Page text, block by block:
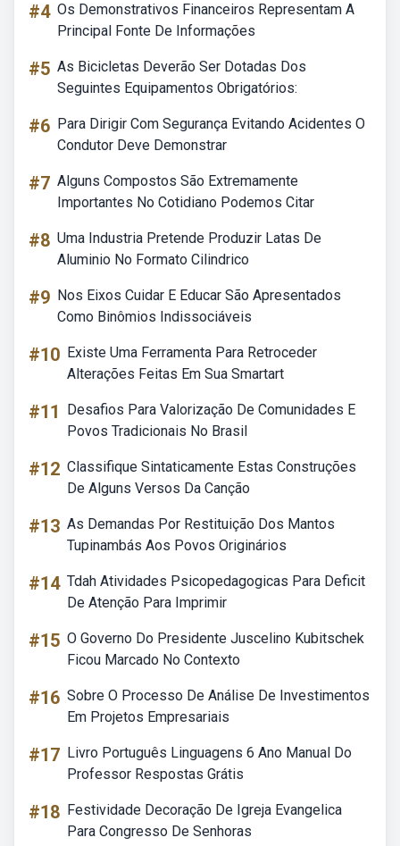
#4 Os Demonstrativos Financeiros Representam A
Principal Fonte De Informações
#5 As Bicicletas Deverão Ser Dotadas Dos
Seguintes Equipamentos Obrigatórios:
#6 Para Dirigir Com Segurança Evitando Acidentes O
Condutor Deve Demonstrar
#7 Alguns Compostos São Extremamente
Importantes No Cotidiano Podemos Citar
#8 Uma Industria Pretende Produzir Latas De
Aluminio No Formato Cilindrico
#9 Nos Eixos Cuidar E Educar São Apresentados
Como Binômios Indissociáveis
#10 Existe Uma Ferramenta Para Retroceder
Alterações Feitas Em Sua Smartart
#11
Desafios Para Valorização De Comunidades E
Povos Tradicionais No Brasil
#12 Classifique Sintaticamente Estas Construções
De Alguns Versos Da Canção
#13 As Demandas Por Restituição Dos Mantos
Tupinambás Aos Povos Originários
#14 Tdah Atividades Psicopedagogicas Para Deficit
De Atenção Para Imprimir
#15 O Governo Do Presidente Juscelino Kubitschek
Ficou Marcado No Contexto
#16 Sobre O Processo De Análise De Investimentos
Em Projetos Empresariais
#17 Livro Português Linguagens 6 Ano Manual Do
Professor Respostas Grátis
#18 Festividade Decoração De Igreja Evangelica
Para Congresso De Senhoras